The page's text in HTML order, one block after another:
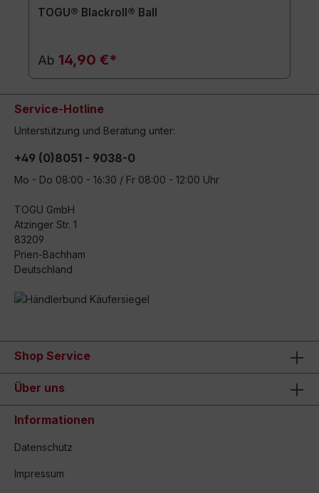
TOGU® Blackroll® Ball
Ab 14,90 €*
Service-Hotline
Unterstützung und Beratung unter:
+49 (0)8051 - 9038-0
Mo - Do 08:00 - 16:30 / Fr 08:00 - 12:00 Uhr
TOGU GmbH
Atzinger Str. 1
83209
Prien-Bachham
Deutschland
Shop Service
Über uns
Informationen
Datenschutz
Impressum